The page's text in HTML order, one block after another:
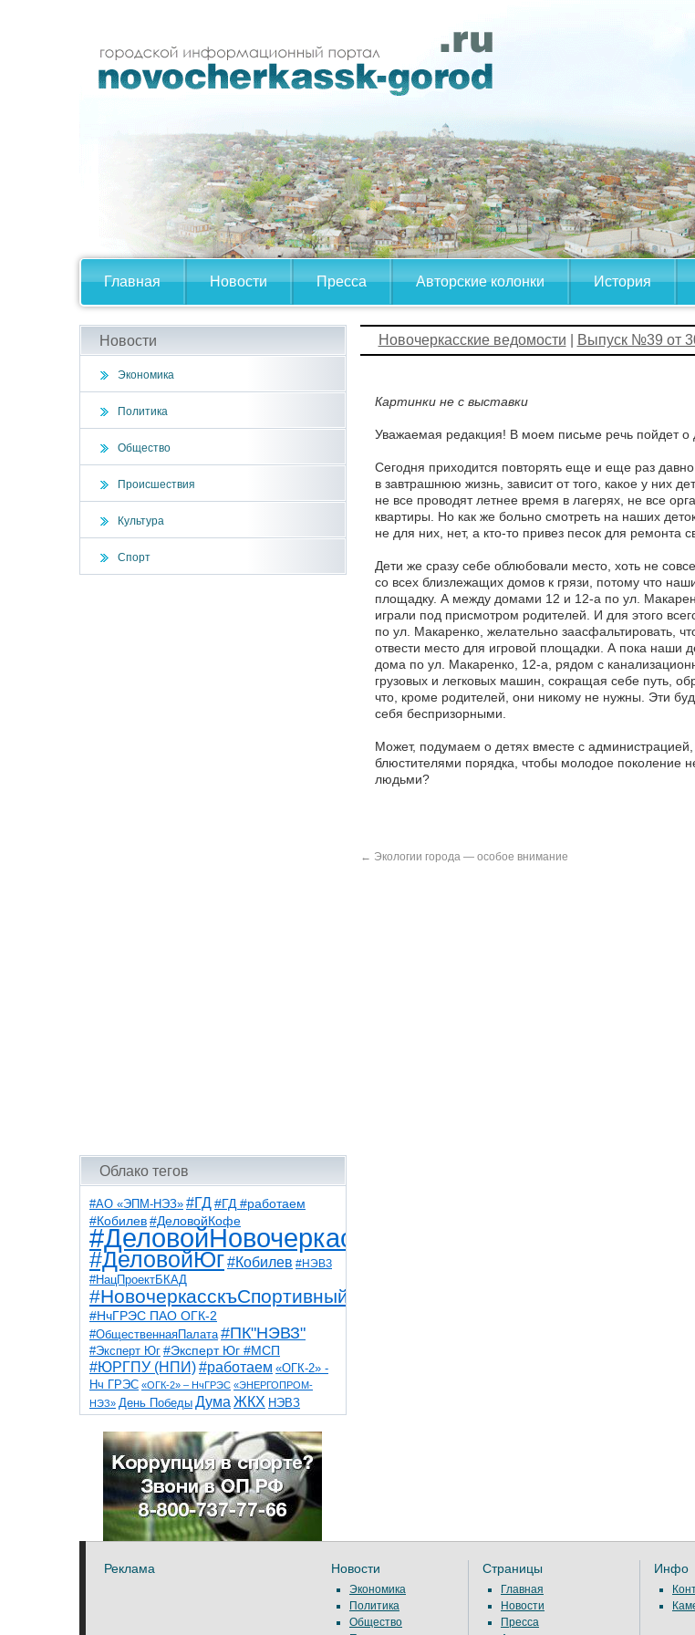
Главная Новости Пресса Авторские колонки История
Новости
Экономика
Политика
Общество
Происшествия
Культура
Спорт
Облако тегов
#АО «ЭПМ-НЭЗ» #ГД #ГД #работаем
#Кобилев #ДеловойКофе
#ДеловойНовочеркасск
#ДеловойЮг#Кобилев #НЭВЗ
#НацПроектБКАД
#НовочеркасскъСпортивный
#НчГРЭС ПАО ОГК-2
#ОбщественнаяПалата #ПК"НЭВЗ"
#Эксперт Юг #Эксперт Юг #МСП
#ЮРГПУ (НПИ)#работаем «ОГК-2» -
Нч ГРЭС «ОГК-2» – НчГРЭС «ЭНЕРГОПРОМ-
НЭЗ» День Победы Дума ЖКХ НЭВЗ
НчГРЭС ТНТ
благоустройствоветераны выборы
детидороги казаки коррупция космос
общественная палата парк пожар роща
спорт театр транспорт художники
Новочеркасские ведомости Выпуск №39 от
Картинки не с выставки
Уважаемая редакция! В моем письме речь пойдет о
Сегодня приходится повторять еще и еще раз
в завтрашнюю жизнь, зависит от того, какое у них
не все проводят летнее время в лагерях, не все
квартиры. Но как же больно смотреть на наших
не для них, нет, а кто-то привез песок для ремонта
Дети же сразу себе облюбовали место, хоть не
со всех близлежащих домов к грязи, потому что
площадку. А между домами 12 и 12-а по ул.
играли под присмотром родителей. И для этого
по ул. Макаренко, желательно заасфальтировать,
отвести место для игровой площадки. А пока наши
дома по ул. Макаренко, 12-а, рядом с
грузовых и легковых машин, сокращая себе путь,
что, кроме родителей, они никому не нужны. Эти
себя беспризорными.
Может, подумаем о детях вместе с
блюстителями порядка, чтобы молодое поколение
людьми?
← Экологии города — особое внимание
Реклама Новости
Экономика
Политика
Общество
Страницы
Главная
Новости
Пресса
Инфо